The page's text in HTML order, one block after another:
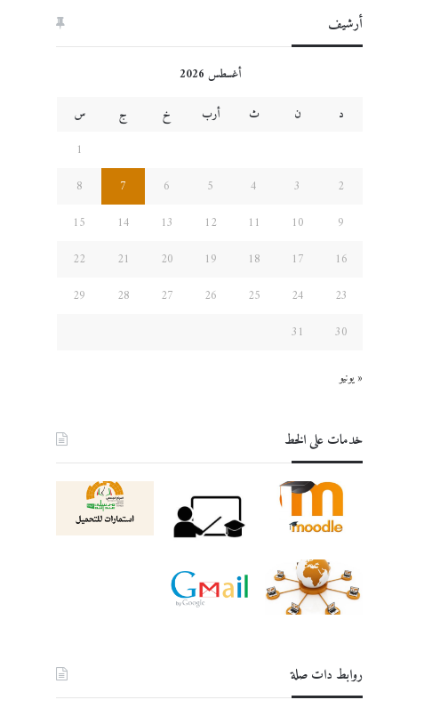
أرشيف
أغسطس 2026
د
ن ث أرب خ ج
س
1
2
3
4
5
6
7
8
9
10
11
12
13
14
15
16
17
18
19
20
21
22
23
24
25
26
27
28
29
30
31
« يونيو
خدمات على الخط
روابط دات صلة